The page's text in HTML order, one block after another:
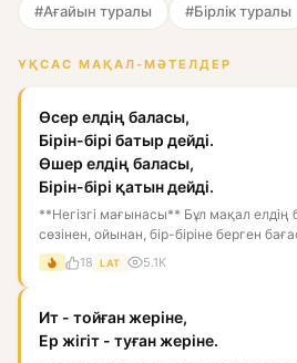
#Ағайын туралы #Бірлік туралы
ҰҚСАС МАҚАЛ-МӘТЕЛДЕР
Өсер елдің баласы,
Бірін-бірі батыр дейді.
Өшер елдің баласы,
Бірін-бірі қатын дейді.
**Негізгі мағынасы** Бұл мақал
сөзінен, ойынан, бір-біріне берген
18 LAT 5.1K
Ит - тойған жеріне,
Ер жігіт - туған жеріне.